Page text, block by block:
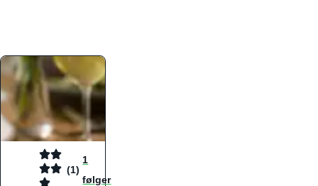
(1)
1
følger